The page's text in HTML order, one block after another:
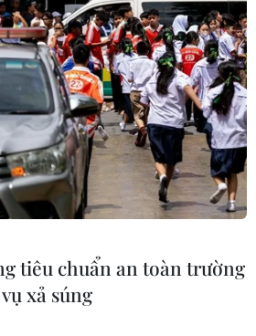
tiêu chuẩn an toàn trường
xả súng